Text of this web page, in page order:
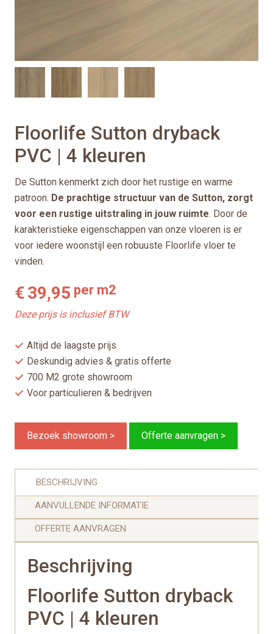
Floorlife Sutton dryback
PVC | 4 kleuren
De Sutton kenmerkt zich door het rustige en warme
patroon. De prachtige structuur van de Sutton, zorgt
voor een rustige uitstraling in jouw ruimte. Door de
karakteristieke eigenschappen van onze vloeren is er
voor iedere woonstijl een robuuste Floorlife vloer te
vinden.
€ 39,95 per m2
Deze prijs is inclusief BTW
Altijd de laagste prijs
Deskundig advies & gratis offerte
700 M2 grote showroom
Voor particulieren & bedrijven
Bezoek showroom > Offerte aanvragen >
BESCHRIJVING
AANVULLENDE INFORMATIE
OFFERTE AANVRAGEN
Beschrijving
Floorlife Sutton dryback
PVC | 4 kleuren